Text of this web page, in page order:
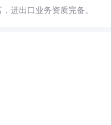
进出口业务资质完备。